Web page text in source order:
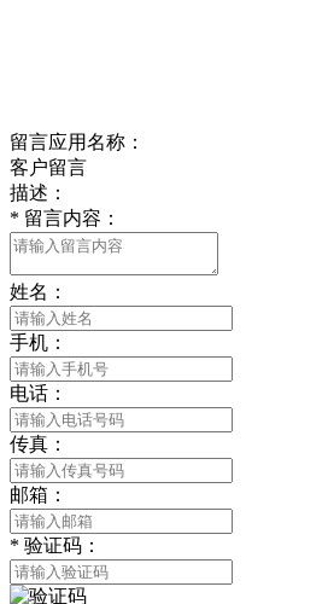
留言应用名称：
客户留言
描述：
* 留言内容：
姓名：
手机：
电话：
传真：
邮箱：
* 验证码：